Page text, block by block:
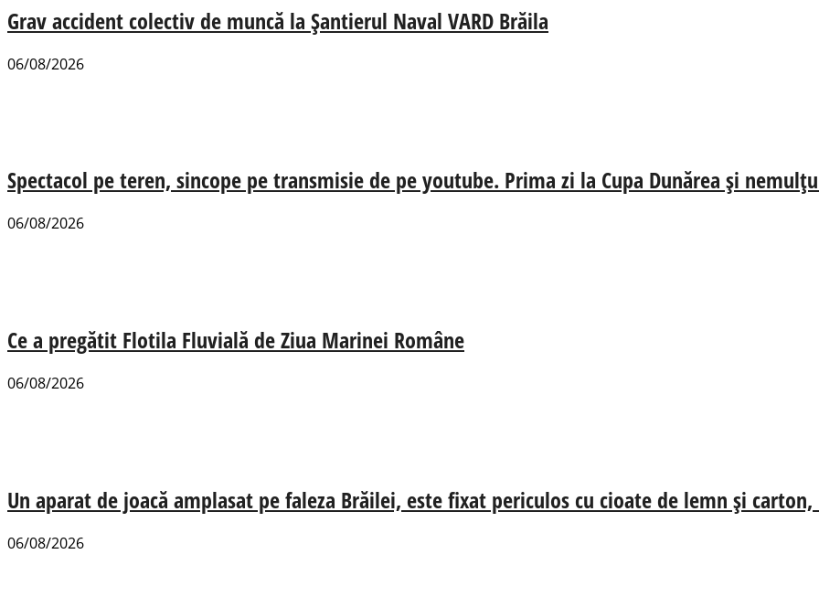
Grav accident colectiv de muncă la Șantierul Naval VARD Brăila
06/08/2026
Spectacol pe teren, sincope pe transmisie de pe youtube. Prima zi la Cupa Dunărea și
06/08/2026
Ce a pregătit Flotila Fluvială de Ziua Marinei Române
06/08/2026
Un aparat de joacă amplasat pe faleza Brăilei, este fixat periculos cu cioate de lemn și
06/08/2026